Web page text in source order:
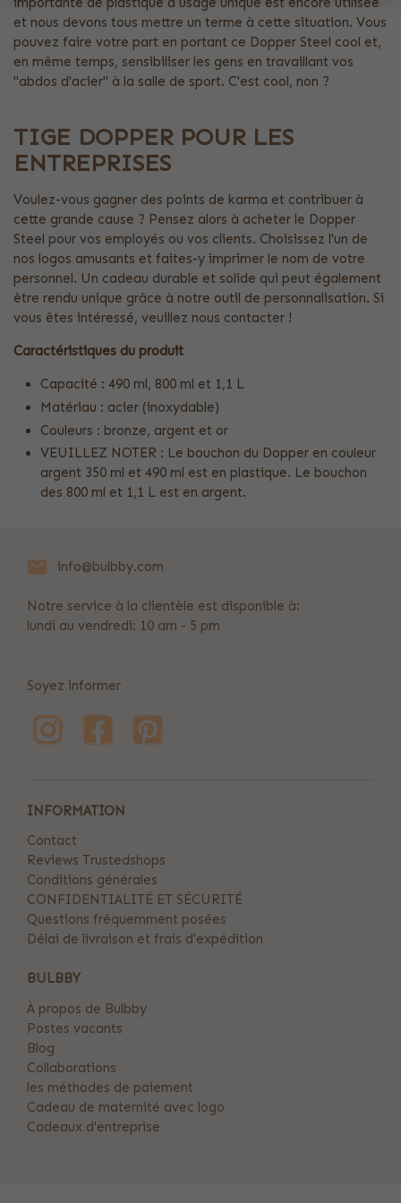
et nous devons tous mettre un terme à cette situation. Vous
pouvez faire votre part en portant ce Dopper Steel cool et,
en même temps, sensibiliser les gens en travaillant vos
"abdos d'acier" à la salle de sport. C'est cool, non ?
TIGE DOPPER POUR LES
ENTREPRISES
Voulez-vous gagner des points de karma et contribuer à
cette grande cause ? Pensez alors à acheter le Dopper
Steel pour vos employés ou vos clients. Choisissez l'un de
nos logos amusants et faites-y imprimer le nom de votre
personnel. Un cadeau durable et solide qui peut également
être rendu unique grâce à notre outil de personnalisation. Si
vous êtes intéressé, veuillez nous contacter !
Caractéristiques du produit
Capacité : 490 ml, 800 ml et 1,1 L
Matériau : acier (inoxydable)
Couleurs : bronze, argent et or
VEUILLEZ NOTER : Le bouchon du Dopper en couleur
argent 350 ml et 490 ml est en plastique. Le bouchon
des 800 ml et 1,1 L est en argent.
info@bulbby.com
Notre service à la clientèle est disponible à:
lundi au vendredi: 10 am - 5 pm
Soyez informer
INFORMATION
Contact
Reviews Trustedshops
Conditions générales
CONFIDENTIALITÉ ET SÉCURITÉ
Questions fréquemment posées
Délai de livraison et frais d'expédition
BULBBY
À propos de Bulbby
Postes vacants
Blog
Collaborations
les méthodes de paiement
Cadeau de maternité avec logo
Cadeaux d'entreprise